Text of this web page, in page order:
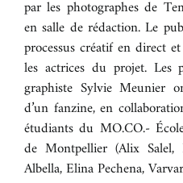
par les photographes de
en salle de rédaction. Le
processus créatif en direct
les actrices du projet. Les
graphiste Sylvie Meunier
d’un fanzine, en
étudiants du MO.CO.-
de Montpellier (Alix Salel,
Albella, Elina Pechena,